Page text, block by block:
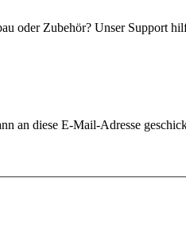
oder Zubehör? Unser Support
an diese E-Mail-Adresse